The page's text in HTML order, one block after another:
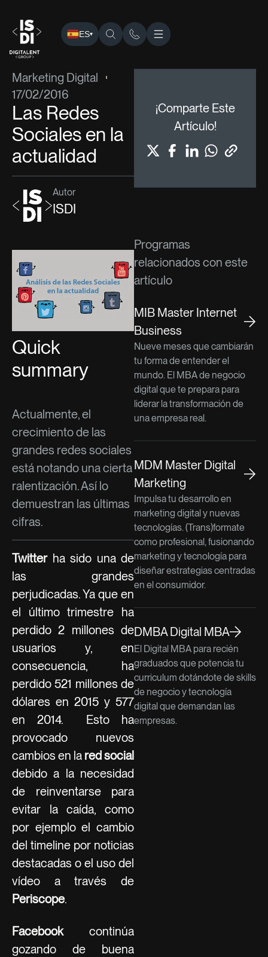
ES▾
ISDI› ›Marketing Digital› Las Redes Sociales en la
Marketing Digital
17/02/2016
Las Redes
Sociales en la
actualidad
Autor
ISDI
Quick
summary
Actualmente, el
crecimiento de las
grandes redes sociales
está notando una cierta
ralentización. Así lo
demuestran las últimas
cifras.
Twitterha sido una de
las grandes
perjudicadas. Ya que en
el último trimestre ha
perdido 2 millones de
usuarios y, en
consecuencia, ha
perdido 521 millones de
dólares en 2015 y 577
en 2014. Esto ha
provocado nuevos
cambios en la red social
debido a la necesidad
de reinventarse para
evitar la caída, como
por ejemplo el cambio
del timeline por noticias
destacadas o el uso del
vídeo a través de
Periscope.
Facebookcontinúa
gozando de buena
¡Comparte Este
Artículo!
Programas
relacionados con este
artículo
MIB Master Internet
Business
Nueve meses que cambiarán
tu forma de entender el
mundo. El MBA de negocio
digital que te prepara para
liderar la transformación de
una empresa real.
MDM Master Digital
Marketing
Impulsa tu desarrollo en
marketing digital y nuevas
tecnologías. (Trans)formate
como profesional, fusionando
marketing y tecnología para
diseñar estrategias centradas
en el consumidor.
DMBA Digital MBA
El Digital MBA para recién
graduados que potencia tu
curriculum dotándote de skills
de negocio y tecnología
digital que demandan las
empresas.